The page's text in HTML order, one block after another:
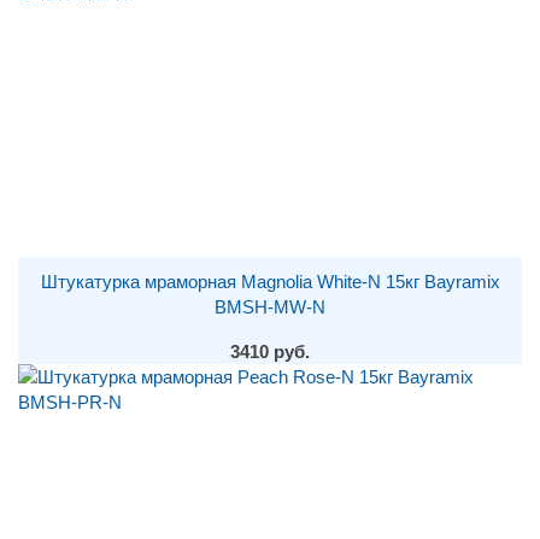
Штукатурка мраморная Magnolia White-N 15кг Bayramix
BMSH-MW-N
3410 руб.